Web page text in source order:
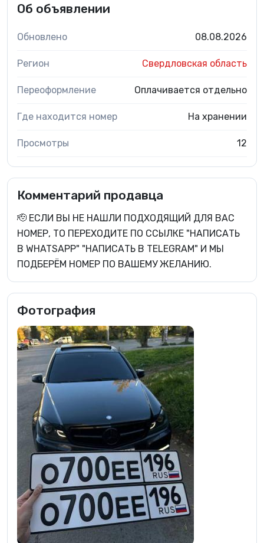
Об объявлении
Обновлено 08.08.2026
Регион Свердловская область
Переоформление Оплачивается отдельно
Где находится номер На хранении
Просмотры 12
Комментарий продавца
🫡 ЕСЛИ ВЫ НЕ НАШЛИ ПОДХОДЯЩИЙ ДЛЯ ВАС
НОМЕР, ТО ПЕРЕХОДИТЕ ПО ССЫЛКЕ "НАПИСАТЬ
В WHATSAPP" "НАПИСАТЬ В TELEGRAM" И МЫ
ПОДБЕРЁМ НОМЕР ПО ВАШЕМУ ЖЕЛАНИЮ.
Фотография